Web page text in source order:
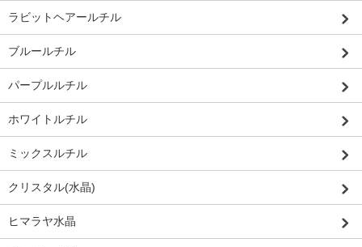
ラビットヘアールチル
ブルールチル
パープルルチル
ホワイトルチル
ミックスルチル
クリスタル(水晶)
ヒマラヤ水晶